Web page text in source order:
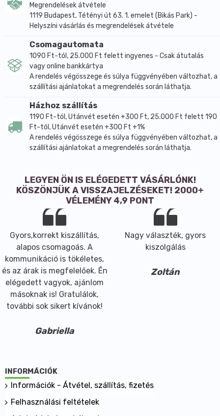
Megrendelések átvétele
1119 Budapest, Tétényi út 63. 1. emelet (Bikás Park) -
Helyszíni vásárlás és megrendelések átvétele
Csomagautomata
1090 Ft-tól, 25.000 Ft felett ingyenes - Csak átutalás
vagy online bankkártya
A rendelés végösszege és súlya függvényében változhat, a
szállítási ajánlatokat a megrendelés során láthatja.
Házhoz szállítás
1190 Ft-tól, Utánvét esetén +300 Ft, 25.000 Ft felett 190
Ft-tól, Utánvét esetén +300 Ft +1%
A rendelés végösszege és súlya függvényében változhat, a
szállítási ajánlatokat a megrendelés során láthatja.
LEGYEN ÖN IS ELÉGEDETT VÁSÁRLÓNK!
KÖSZÖNJÜK A VISSZAJELZÉSEKET! 2000+
VÉLEMÉNY 4,9 PONT
Gyors,korrekt kiszállítás,
alapos csomagoás. A
kommunikáció is tökéletes,
és az árak is megfelelőek. Én
elégedett vagyok, ajánlom
másoknak is! Gratulálok,
további sok sikert kívánok!
Gabriella
Nagy választék, gyors
kiszolgálás
Zoltán
INFORMÁCIÓK
Információk - Átvétel, szállítás, fizetés
Felhasználási feltételek